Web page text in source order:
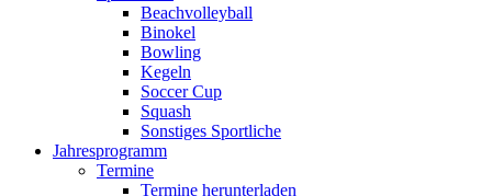
Beachvolleyball
Binokel
Bowling
Kegeln
Soccer Cup
Squash
Sonstiges Sportliche
Jahresprogramm
Termine
Termine herunterladen